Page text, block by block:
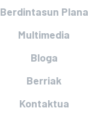
Berdintasun Plana
Multimedia
Bloga
Berriak
Kontaktua